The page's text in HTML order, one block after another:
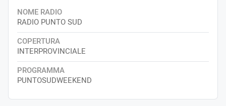
NOME RADIO
RADIO PUNTO SUD
COPERTURA
INTERPROVINCIALE
PROGRAMMA
PUNTOSUDWEEKEND